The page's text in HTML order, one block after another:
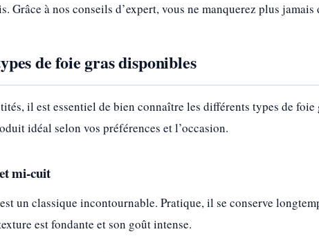
Grâce à nos conseils d’expert, vous ne manquerez plus
de foie gras disponibles
il est essentiel de bien connaître les différents types de
idéal selon vos préférences et l’occasion.
mi-cuit
un classique incontournable. Pratique, il se conserve
est fondante et son goût intense.